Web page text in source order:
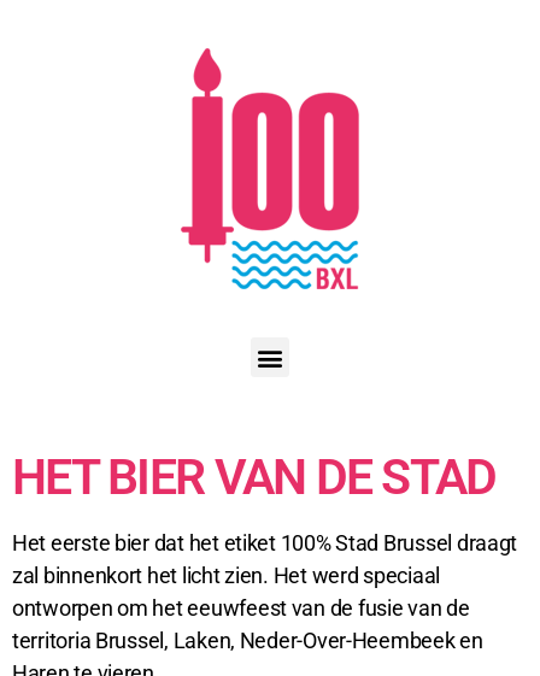
HET BIER VAN DE STAD
Het eerste bier dat het etiket 100% Stad Brussel draagt
zal binnenkort het licht zien. Het werd speciaal
ontworpen om het eeuwfeest van de fusie van de
territoria Brussel, Laken, Neder-Over-Heembeek en